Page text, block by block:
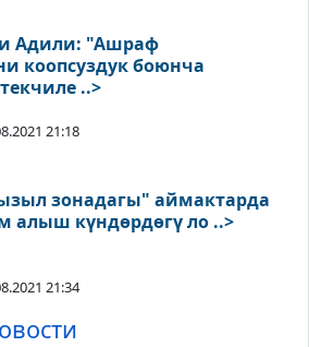
Адили: "Ашраф
коопсуздук боюнча
..>
21:18
зонадагы" аймактарда
алыш күндөрдөгү ло ..>
21:34